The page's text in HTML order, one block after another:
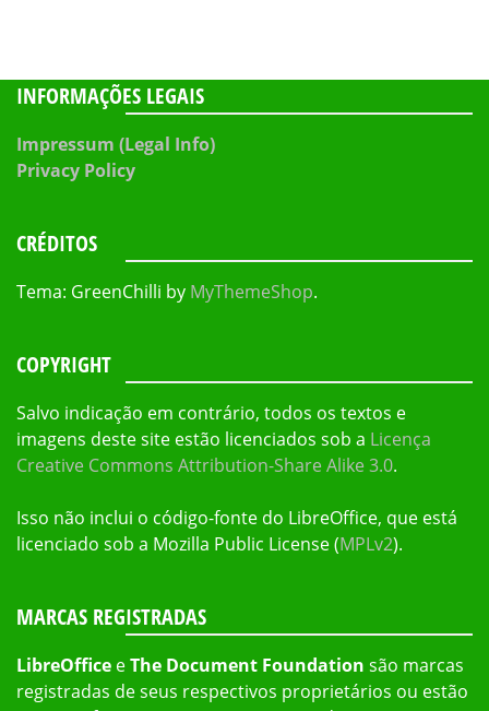
INFORMAÇÕES LEGAIS
Impressum (Legal Info)
Privacy Policy
CRÉDITOS
Tema: GreenChilli by MyThemeShop.
COPYRIGHT
Salvo indicação em contrário, todos os textos e
imagens deste site estão licenciados sob a Licença
Creative Commons Attribution-Share Alike 3.0.
Isso não inclui o código-fonte do LibreOffice, que está
licenciado sob a Mozilla Public License (MPLv2).
MARCAS REGISTRADAS
LibreOffice eThe Document Foundation são marcas
registradas de seus respectivos proprietários ou estão